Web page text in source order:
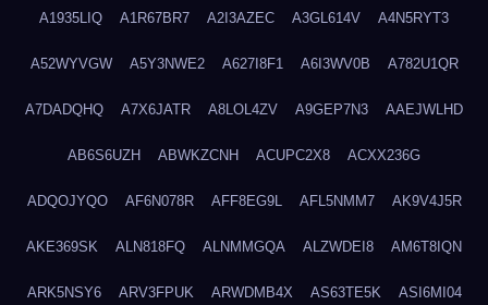
A1935LIQ A1R67BR7 A2I3AZEC A3GL614V A4N5RYT3
A52WYVGW A5Y3NWE2 A627I8F1 A6I3WV0B A782U1QR
A7DADQHQ A7X6JATR A8LOL4ZV A9GEP7N3 AAEJWLHD
AB6S6UZH ABWKZCNH ACUPC2X8 ACXX236G
ADQOJYQO AF6N078R AFF8EG9L AFL5NMM7 AK9V4J5R
AKE369SK ALN818FQ ALNMMGQA ALZWDEI8 AM6T8IQN
ARK5NSY6 ARV3FPUK ARWDMB4X AS63TE5K ASI6MI04